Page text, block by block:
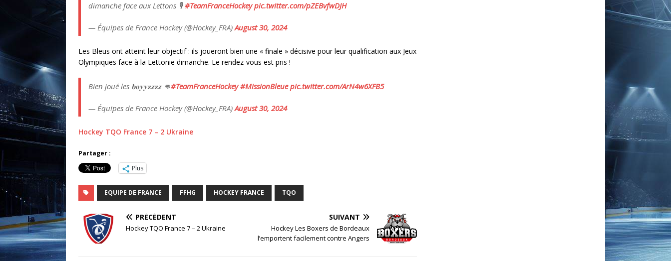
dimanche face aux Lettons 🎙️#TeamFranceHockey pic.twitter.com/pZEBvfwDJH
— Équipes de France Hockey (@Hockey_FRA)August 30, 2024
Les Bleus ont atteint leur objectif : ils joueront bien une « finale » décisive pour leur qualification aux Jeux
Olympiques face à la Lettonie dimanche. Le rendez-vous est pris !
Bien joué les 𝐛𝐨𝐲𝐲𝐳𝐳𝐳𝐳 👊#TeamFranceHockey #MissionBleue pic.twitter.com/ArN4w6XFB5
— Équipes de France Hockey (@Hockey_FRA)August 30, 2024
Hockey TQO France 7 – 2 Ukraine
Partager :
Plus
EQUIPE DE FRANCE FFHG HOCKEY FRANCE TQO
PRÉCÉDENT
Hockey TQO France 7 – 2 Ukraine
SUIVANT
Hockey Les Boxers de Bordeaux
l’emportent facilement contre Angers